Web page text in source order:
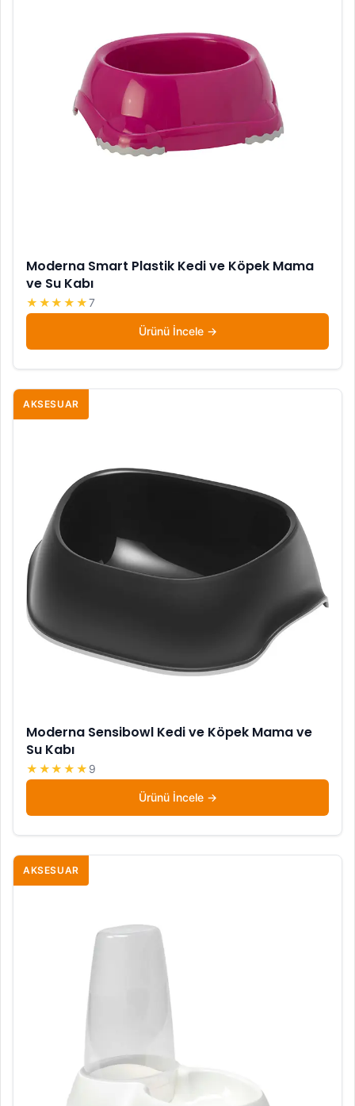
Moderna Smart Plastik Kedi ve Köpek Mama
ve Su Kabı
★★★★★7
Ürünü İncele
AKSESUAR
Moderna Sensibowl Kedi ve Köpek Mama ve
Su Kabı
★★★★★ 9
Ürünü İncele
AKSESUAR